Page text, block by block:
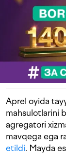
Aprel oyida
mahsulotlarini
agregatori
mavqega ega
etildi. Mayda